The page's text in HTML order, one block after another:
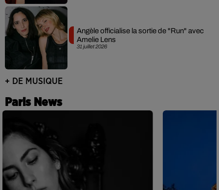
31 juillet 2026
Angèle officialise la sortie de "Run" avec
Amelie Lens
+ DE MUSIQUE
Paris News